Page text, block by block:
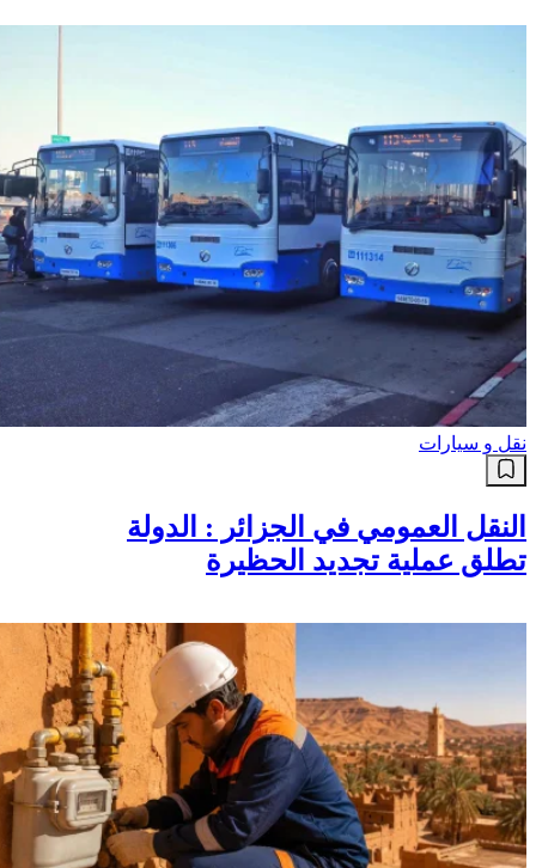
نقل و سيارات
النقل العمومي في الجزائر : الدولة
تطلق عملية تجديد الحظيرة